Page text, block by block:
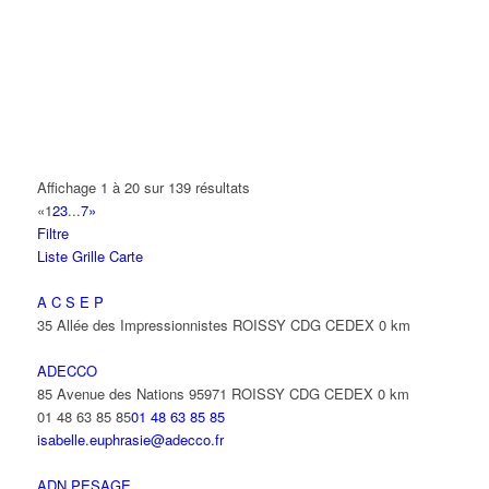
01 48 63 67 2201 48 63 67 22
ANIXTER FRANCE SARL
22 Avenue des Nations 93420 VILLEPINTE
beatrice.warnier@amixter.com
ANTAYA FREDERIC
15 Avenue des Fougères 93420 VILLEPINTE
ANTENPLUS
68 Avenue Diderot 93420 VILLEPINTE
ANTOFREDO
Affichage 1 à 20 sur 139 résultats
«123...7»
Filtre
Liste Grille Carte
A C S E P
35 Allée des Impressionnistes ROISSY CDG CEDEX 0 km
ADECCO
85 Avenue des Nations 95971 ROISSY CDG CEDEX 0 km
01 48 63 85 8501 48 63 85 85
isabelle.euphrasie@adecco.fr